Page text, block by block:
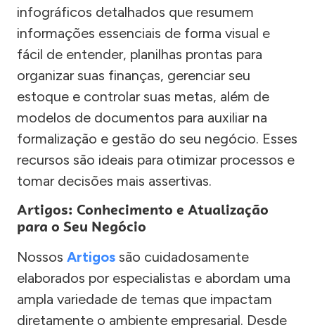
infográficos detalhados que resumem
informações essenciais de forma visual e
fácil de entender, planilhas prontas para
organizar suas finanças, gerenciar seu
estoque e controlar suas metas, além de
modelos de documentos para auxiliar na
formalização e gestão do seu negócio. Esses
recursos são ideais para otimizar processos e
tomar decisões mais assertivas.
Artigos: Conhecimento e Atualização
para o Seu Negócio
Nossos Artigos são cuidadosamente
elaborados por especialistas e abordam uma
ampla variedade de temas que impactam
diretamente o ambiente empresarial. Desde